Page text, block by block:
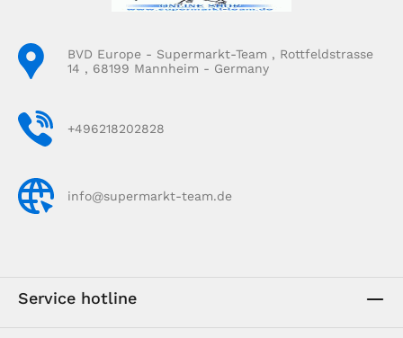
BVD Europe - Supermarkt-Team , Rottfeldstrasse
14 , 68199 Mannheim - Germany
+496218202828
info@supermarkt-team.de
Service hotline